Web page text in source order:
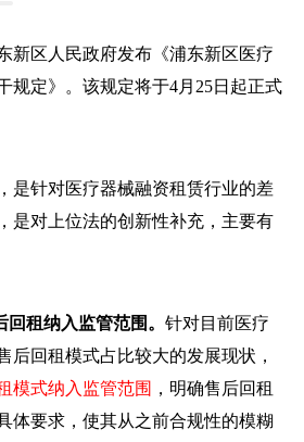
新区人民政府发布《浦东新区医疗
规定》。该规定将于4月25日起正式
是针对医疗器械融资租赁行业的差
是对上位法的创新性补充，主要有
租纳入监管范围。 针对目前医疗
后回租模式占比较大的发展现状，
模式纳入监管范围 ，明确售后回租
体要求，使其从之前合规性的模糊